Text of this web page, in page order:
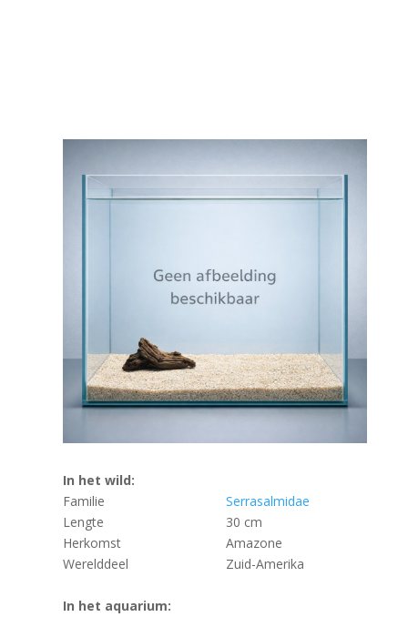
In het wild:
Familie
Serrasalmidae
Lengte
30 cm
Herkomst
Amazone
Werelddeel
Zuid-Amerika
In het aquarium: